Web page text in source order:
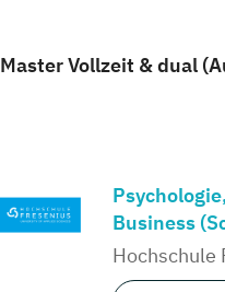
Master Vollzeit & dual
Business
Hochschule